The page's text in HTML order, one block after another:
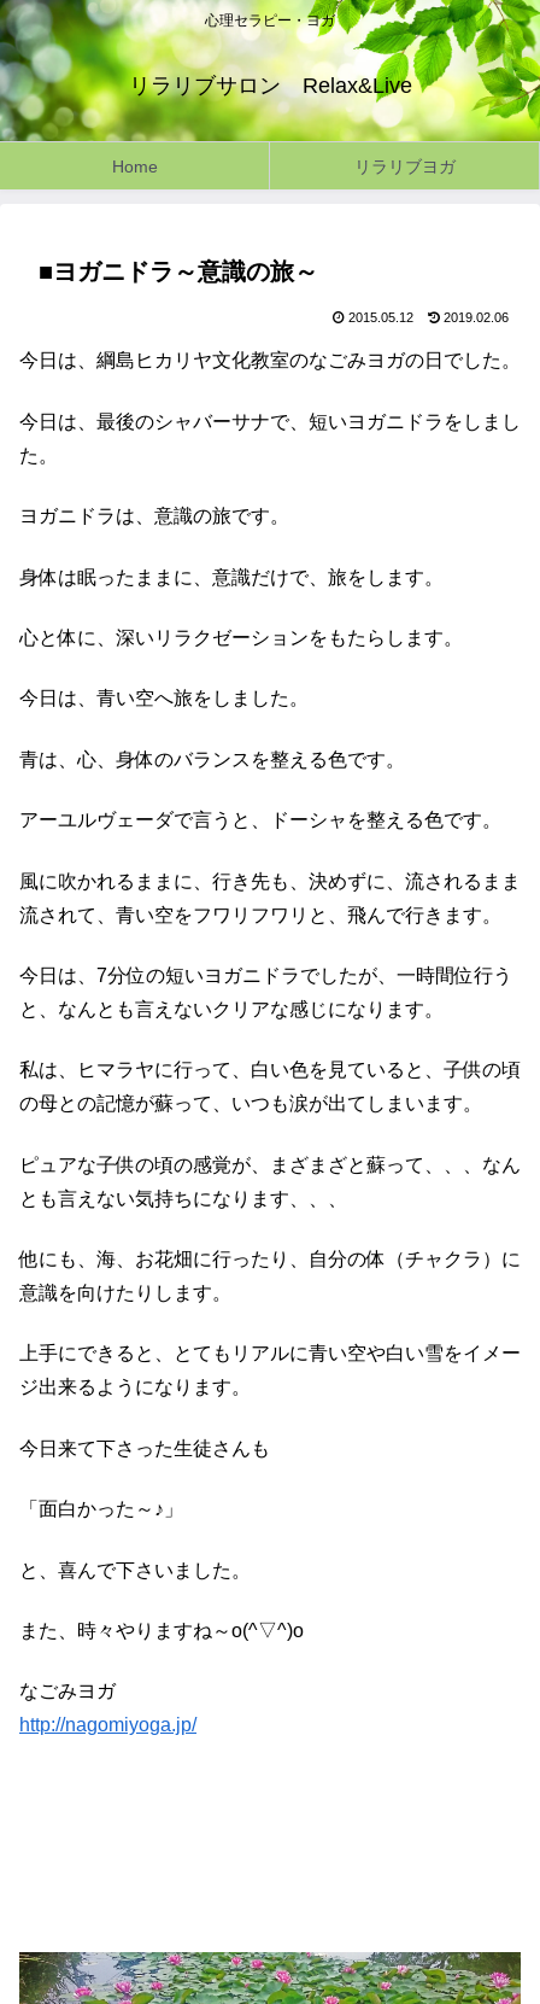
心理セラピー・ヨガ
リラリブサロン Relax&Live
Home リラリブヨガ
■ヨガニドラ～意識の旅～
2015.05.12 2019.02.06
今日は、綱島ヒカリヤ文化教室のなごみヨガの日でした。
今日は、最後のシャバーサナで、短いヨガニドラをしまし
た。
ヨガニドラは、意識の旅です。
身体は眠ったままに、意識だけで、旅をします。
心と体に、深いリラクゼーションをもたらします。
今日は、青い空へ旅をしました。
青は、心、身体のバランスを整える色です。
アーユルヴェーダで言うと、ドーシャを整える色です。
風に吹かれるままに、行き先も、決めずに、流されるまま
流されて、青い空をフワリフワリと、飛んで行きます。
今日は、7分位の短いヨガニドラでしたが、一時間位行う
と、なんとも言えないクリアな感じになります。
私は、ヒマラヤに行って、白い色を見ていると、子供の頃
の母との記憶が蘇って、いつも涙が出てしまいます。
ピュアな子供の頃の感覚が、まざまざと蘇って、、、なん
とも言えない気持ちになります、、、
他にも、海、お花畑に行ったり、自分の体（チャクラ）に
意識を向けたりします。
上手にできると、とてもリアルに青い空や白い雪をイメー
ジ出来るようになります。
今日来て下さった生徒さんも
「面白かった～♪」
と、喜んで下さいました。
また、時々やりますね～o(^▽^)o
なごみヨガ
http://nagomiyoga.jp/